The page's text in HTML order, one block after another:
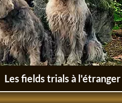
Les fields trials à l'étranger